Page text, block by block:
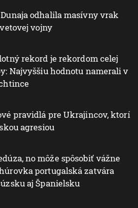
odhalila masívny vrak
vojny
rekord je rekordom celej
Najvyššiu hodnotu namerali v
pravidlá pre Ukrajincov, ktorí
agresiou
no môže spôsobiť vážne
portugalská zatvára
aj Španielsku